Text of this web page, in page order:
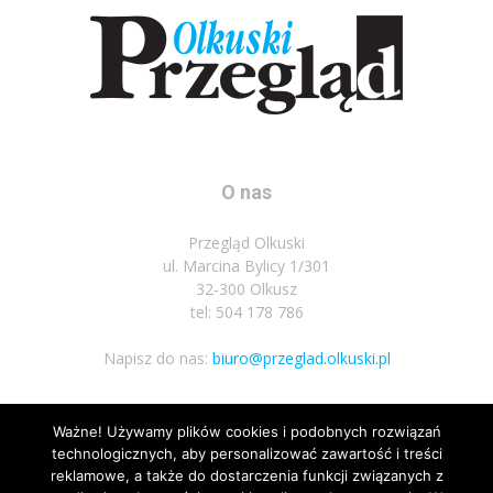
O nas
Przegląd Olkuski
ul. Marcina Bylicy 1/301
32-300 Olkusz
tel: 504 178 786
Napisz do nas: biuro@przeglad.olkuski.pl
Podążaj za nami
Ważne! Używamy plików cookies i podobnych rozwiązań
technologicznych, aby personalizować zawartość i treści
reklamowe, a także do dostarczenia funkcji związanych z